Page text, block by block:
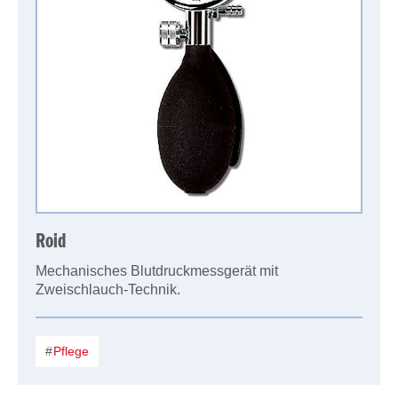
Roid
Mechanisches Blutdruckmessgerät mit
Zweischlauch-Technik.
Pflege